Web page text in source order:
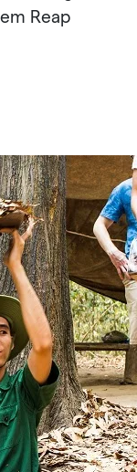
Reap